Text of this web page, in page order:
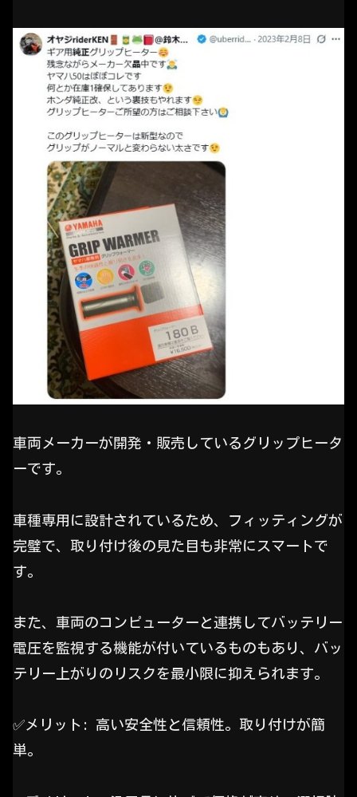
車両メーカーが開発・販売しているグリップヒータ
ーです。
車種専用に設計されているため、フィッティングが
完璧で、取り付け後の見た目も非常にスマートで
す。
また、車両のコンピューターと連携してバッテリー
電圧を監視する機能が付いているものもあり、バッ
テリー上がりのリスクを最小限に抑えられます。
✅️メリット: 高い安全性と信頼性。取り付けが簡
単。